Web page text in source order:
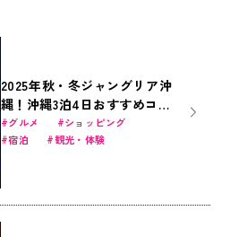
2025年秋・冬ジャングリア沖
縄！沖縄3泊4日おすすめコー
ス｜沖縄美ら海水族館・ジャ
ングリア沖縄・国際通りを遊
グルメ
ショッピング
宿泊
観光・体験